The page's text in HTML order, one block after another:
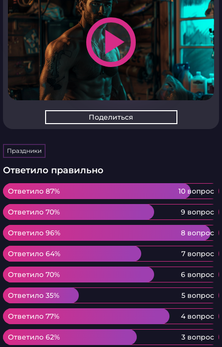
play_arrow
Поделиться
Праздники
Ответило правильно
Ответило 87% 10 вопрос
Ответило 87%
Ответило 70% 9 вопрос
Ответило 70%
Ответило 96% 8 вопрос
Ответило 96%
Ответило 64% 7 вопрос
Ответило 64%
Ответило 70% 6 вопрос
Ответило 70%
Ответило 35% 5 вопрос
Ответило 35%
Ответило 77% 4 вопрос
Ответило 77%
Ответило 62% 3 вопрос
Ответило 62%